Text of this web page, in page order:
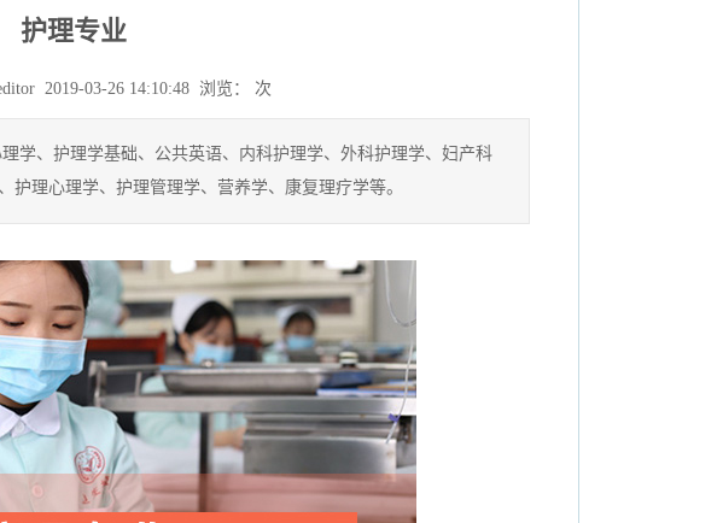
护理专业
2019-03-26 14:10:48 浏览： 次
学、护理学基础、公共英语、内科护理学、外科护理学、妇产科
理心理学、护理管理学、营养学、康复理疗学等。